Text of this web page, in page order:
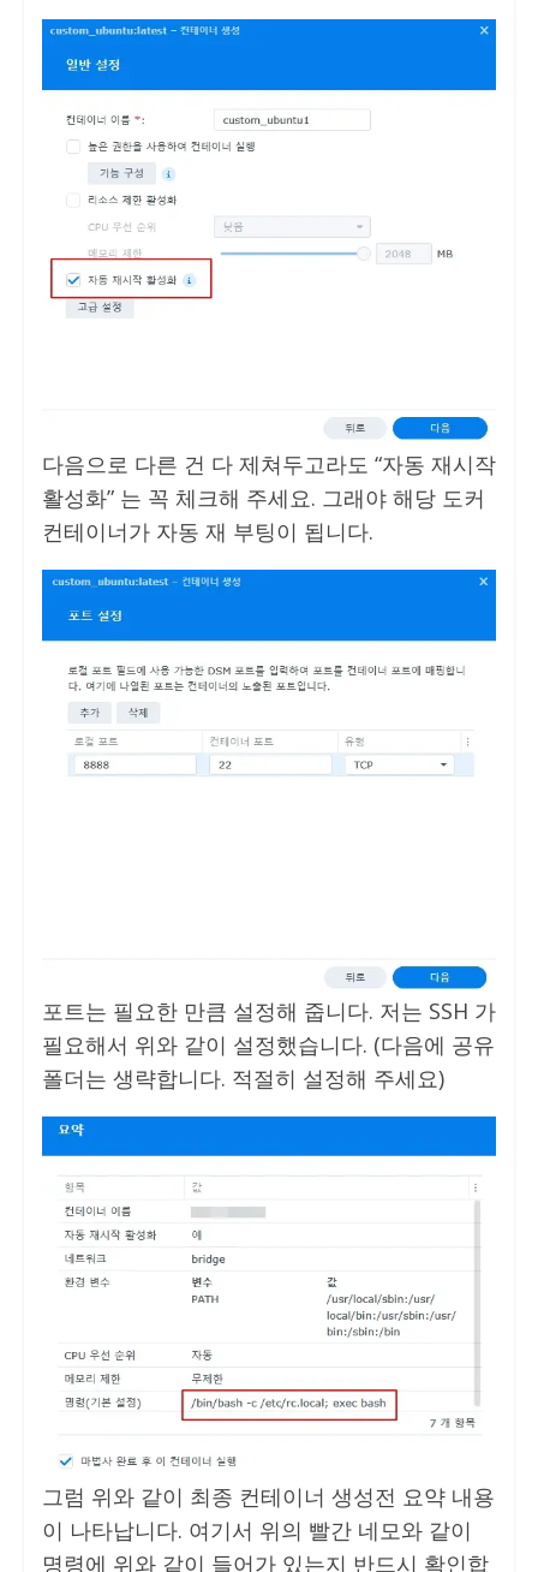
다음으로 다른 건 다 제쳐두고라도 “자동 재시작
활성화” 는 꼭 체크해 주세요. 그래야 해당 도커
컨테이너가 자동 재 부팅이 됩니다.
포트는 필요한 만큼 설정해 줍니다. 저는 SSH 가
필요해서 위와 같이 설정했습니다. (다음에 공유
폴더는 생략합니다. 적절히 설정해 주세요)
그럼 위와 같이 최종 컨테이너 생성전 요약 내용
이 나타납니다. 여기서 위의 빨간 네모와 같이
명령에 위와 같이 들어가 있는지 반드시 확인합